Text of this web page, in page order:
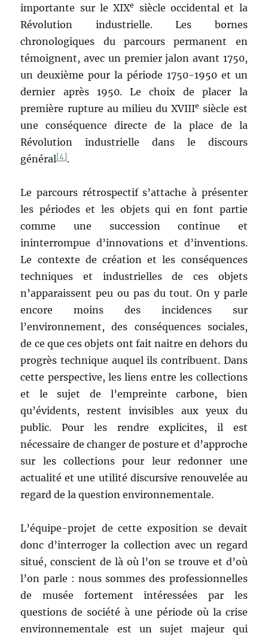
importante sur le XIXe
siècle occidental et la
Révolution industrielle. Les bornes
chronologiques du parcours permanent en
témoignent, avec un premier jalon avant 1750,
un deuxième pour la période 1750-1950 et un
dernier après 1950. Le choix de placer la
première rupture au milieu du XVIIIe siècle est
une conséquence directe de la place de la
Révolution industrielle dans le discours
général[4].
Le parcours rétrospectif s’attache à présenter
les périodes et les objets qui en font partie
comme une succession continue et
ininterrompue d’innovations et d’inventions.
Le contexte de création et les conséquences
techniques et industrielles de ces objets
n’apparaissent peu ou pas du tout. On y parle
encore moins des incidences sur
l’environnement, des conséquences sociales,
de ce que ces objets ont fait naitre en dehors du
progrès technique auquel ils contribuent. Dans
cette perspective, les liens entre les collections
et le sujet de l’empreinte carbone, bien
qu’évidents, restent invisibles aux yeux du
public. Pour les rendre explicites, il est
nécessaire de changer de posture et d’approche
sur les collections pour leur redonner une
actualité et une utilité discursive renouvelée au
regard de la question environnementale.
L’équipe-projet de cette exposition se devait
donc d’interroger la collection avec un regard
situé, conscient de là où l’on se trouve et d’où
l’on parle : nous sommes des professionnelles
de musée fortement intéressées par les
questions de société à une période où la crise
environnementale est un sujet majeur qui